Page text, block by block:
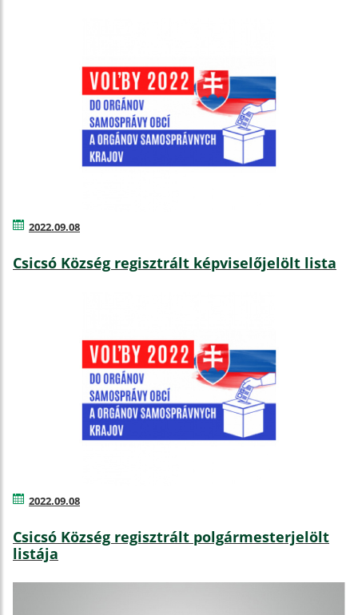
2022.09.08
Csicsó Község regisztrált képviselőjelölt lista
2022.09.08
Csicsó Község regisztrált polgármesterjelölt
listája